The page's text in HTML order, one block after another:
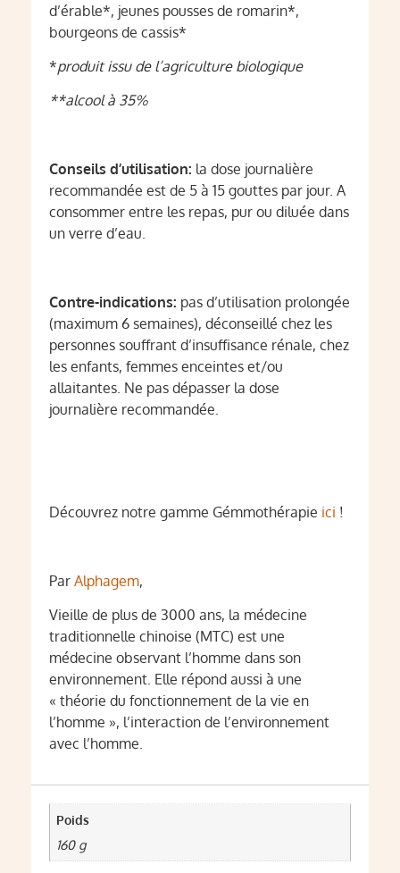
d’érable*, jeunes pousses de romarin*,
bourgeons de cassis*
*produit issu de l’agriculture biologique
**alcool à 35%
Conseils d’utilisation: la dose journalière
recommandée est de 5 à 15 gouttes par jour. A
consommer entre les repas, pur ou diluée dans
un verre d’eau.
Contre-indications: pas d’utilisation prolongée
(maximum 6 semaines), déconseillé chez les
personnes souffrant d’insuffisance rénale, chez
les enfants, femmes enceintes et/ou
allaitantes. Ne pas dépasser la dose
journalière recommandée.
Découvrez notre gamme Gémmothérapie ici !
Par Alphagem,
Vieille de plus de 3000 ans, la médecine
traditionnelle chinoise (MTC) est une
médecine observant l’homme dans son
environnement. Elle répond aussi à une
« théorie du fonctionnement de la vie en
l’homme », l’interaction de l’environnement
avec l’homme.
Poids
160 g